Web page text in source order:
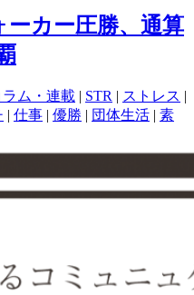
カー圧勝、通算
ラム・連載 | STR | ストレス |
| 仕事 | 優勝 | 団体生活 | 素